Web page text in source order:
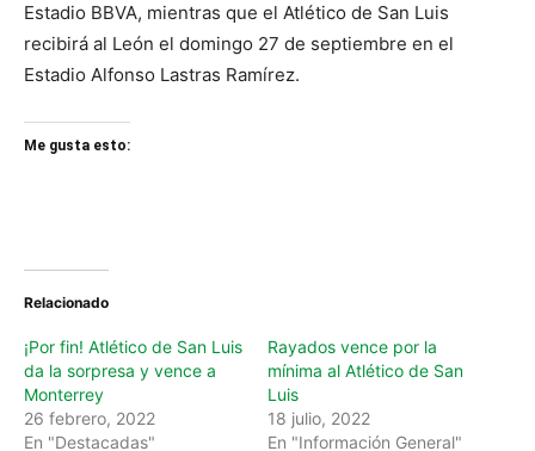
Estadio BBVA, mientras que el Atlético de San Luis
recibirá al León el domingo 27 de septiembre en el
Estadio Alfonso Lastras Ramírez.
Me gusta esto:
Relacionado
¡Por fin! Atlético de San Luis
da la sorpresa y vence a
Monterrey
26 febrero, 2022
En "Destacadas"
Rayados vence por la
mínima al Atlético de San
Luis
18 julio, 2022
En "Información General"